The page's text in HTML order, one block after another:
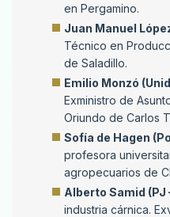
en Pergamino.
Juan Manuel
Técnico en
de Saladillo.
Emilio Monzó
Exministro de
Oriundo de Carlos
Sofía de Hagen
profesora
agropecuarios de
Alberto Samid (PJ
industria cárnica.